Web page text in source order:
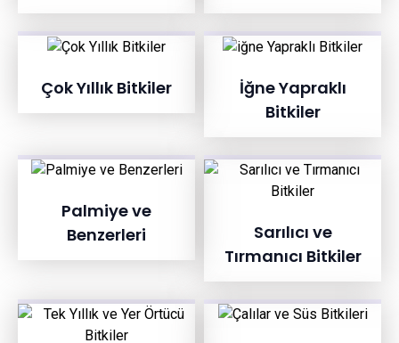
Çok Yıllık Bitkiler
İğne Yapraklı
Bitkiler
Palmiye ve
Benzerleri
Sarılıcı ve
Tırmanıcı Bitkiler